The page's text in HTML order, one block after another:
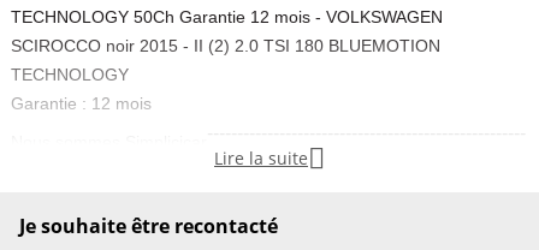
TECHNOLOGY 50Ch Garantie 12 mois - VOLKSWAGEN
SCIROCCO noir 2015 - II (2) 2.0 TSI 180 BLUEMOTION
TECHNOLOGY
Garantie : 12 mois
Lire la suite 
Je souhaite être recontacté